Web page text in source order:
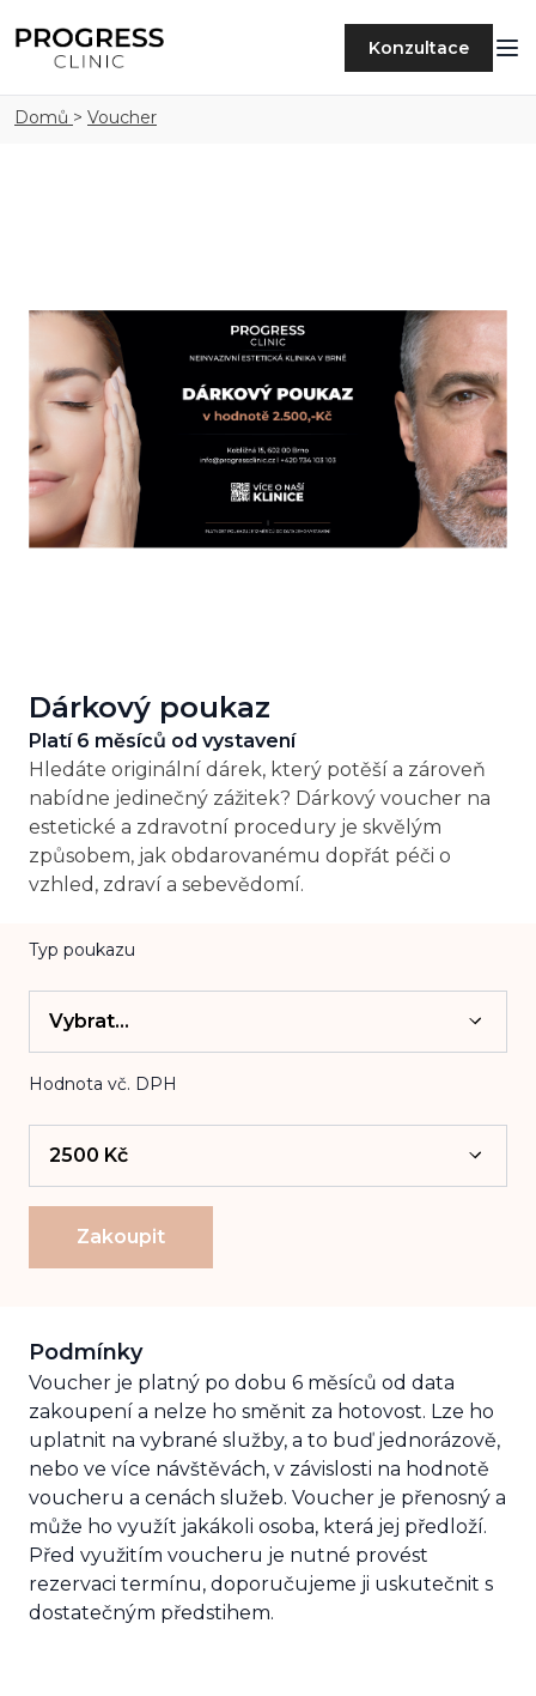
Konzultace
Domů > Voucher
Dárkový poukaz
Platí 6 měsíců od vystavení
Hledáte originální dárek, který potěší a zároveň
nabídne jedinečný zážitek? Dárkový voucher na
estetické a zdravotní procedury je skvělým
způsobem, jak obdarovanému dopřát péči o
vzhled, zdraví a sebevědomí.
Typ poukazu
Vybrat...
Hodnota vč. DPH
2500 Kč
Zakoupit
Podmínky
Voucher je platný po dobu 6 měsíců od data
zakoupení a nelze ho směnit za hotovost. Lze ho
uplatnit na vybrané služby, a to buď jednorázově,
nebo ve více návštěvách, v závislosti na hodnotě
voucheru a cenách služeb. Voucher je přenosný a
může ho využít jakákoli osoba, která jej předloží.
Před využitím voucheru je nutné provést
rezervaci termínu, doporučujeme ji uskutečnit s
dostatečným předstihem.